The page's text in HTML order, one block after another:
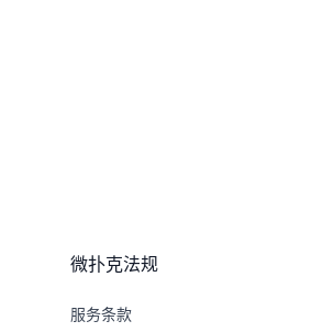
微扑克法规
服务条款